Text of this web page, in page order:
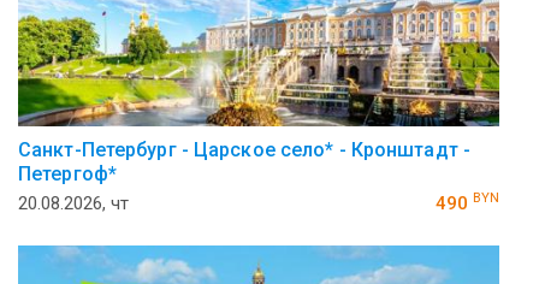
Санкт-Петербург - Царское село* - Кронштадт -
Петергоф*
20.08.2026, чт 490 BYN